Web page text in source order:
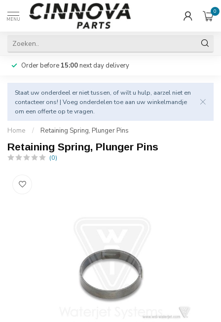
MENU
0
Order before 15:00next day delivery
Staat uw onderdeel er niet tussen, of wilt u hulp, aarzel niet en
contacteer ons! | Voeg onderdelen toe aan uw winkelmandje
om een offerte op te vragen.
Home / Retaining Spring, Plunger Pins
Retaining Spring, Plunger Pins
(0)